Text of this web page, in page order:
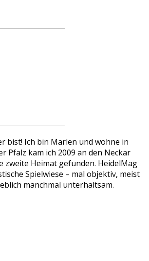
bist! Ich bin Marlen und wohne in
Pfalz kam ich 2009 an den Neckar
zweite Heimat gefunden. HeidelMag
Spielwiese – mal objektiv, meist
manchmal unterhaltsam.